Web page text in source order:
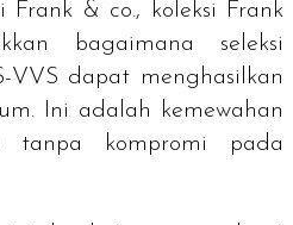
Frank & co., koleksi Frank
bagaimana seleksi
dapat menghasilkan
Ini adalah kemewahan
tanpa kompromi pada